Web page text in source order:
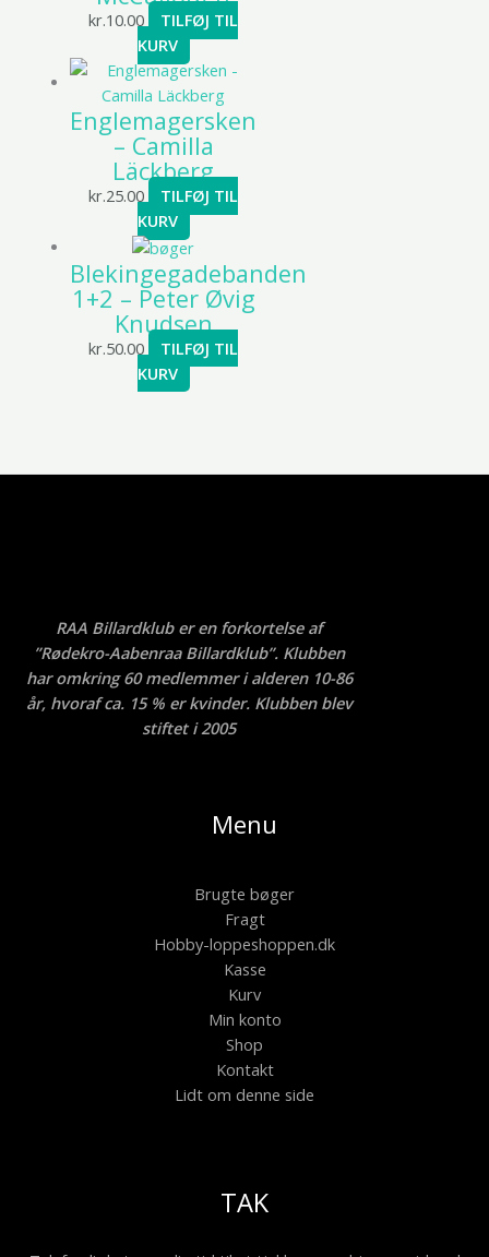
kr.10.00
TILFØJ TIL
KURV
Englemagersken
– Camilla
Läckberg
kr.25.00
TILFØJ TIL
KURV
Blekingegadebanden
1+2 – Peter Øvig
Knudsen
kr.50.00
TILFØJ TIL
KURV
RAA Billardklub er en forkortelse af
”Rødekro-Aabenraa Billardklub”. Klubben
har omkring 60 medlemmer i alderen 10-86
år, hvoraf ca. 15 % er kvinder. Klubben blev
stiftet i 2005
Menu
Brugte bøger
Fragt
Hobby-loppeshoppen.dk
Kasse
Kurv
Min konto
Shop
Kontakt
Lidt om denne side
TAK